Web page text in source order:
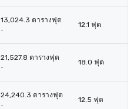
13,024.3 ตารางฟุต
-
12.1 ฟุต
21,527.8 ตารางฟุต
-
18.0 ฟุต
24,240.3 ตารางฟุต
-
12.5 ฟุต